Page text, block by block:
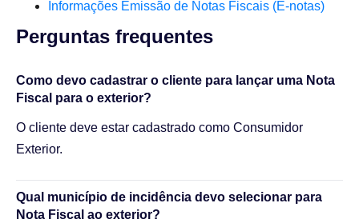
Informações Emissão de Notas Fiscais (E-notas)
Perguntas frequentes​
Como devo cadastrar o cliente para lançar uma Nota
Fiscal para o exterior?
O cliente deve estar cadastrado como Consumidor
Exterior.
Qual município de incidência devo selecionar para
Nota Fiscal ao exterior?